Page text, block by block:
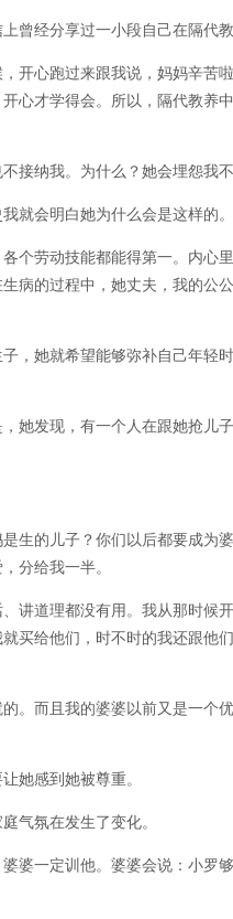
经分享过一小段自己在隔代
心跑过来跟我说，妈妈辛苦
心才学得会。所以，隔代教养
纳我。为什么？她会埋怨我
会明白她为什么会是这样的。
劳动技能都能得第一。内心
生病的过程中，她丈夫，我的
她就希望能够弥补自己年轻
发现，有一个人在跟她抢儿
的儿子？你们以后都要成为
分给我一半。
道理都没有用。我从那时候
买给他们，时不时的我还跟他
而且我的婆婆以前又是一个
她感到她被尊重。
氛在发生了变化。
一定训他。婆婆会说：小罗